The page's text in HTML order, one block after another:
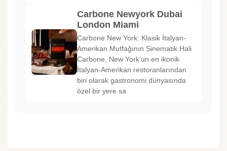
Carbone Newyork Dubai
London Miami
Carbone New York: Klasik İtalyan-
Amerikan Mutfağının Sinematik Hali
Carbone, New York’un en ikonik
İtalyan-Amerikan restoranlarından
biri olarak gastronomi dünyasında
özel bir yere sa